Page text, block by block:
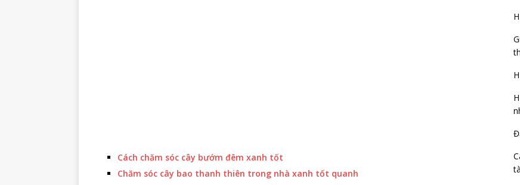
Cách chăm sóc cây bướm đêm xanh tốt
Chăm sóc cây bao thanh thiên trong nhà xanh tốt quanh